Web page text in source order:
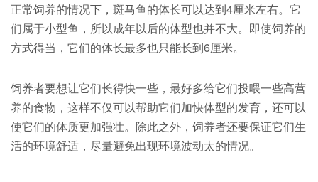
正常饲养的情况下，斑马鱼的体长可以达到4厘米左右。它
们属于小型鱼，所以成年以后的体型也并不大。即使饲养的
方式得当，它们的体长最多也只能长到6厘米。
饲养者要想让它们长得快一些，最好多给它们投喂一些高营
养的食物，这样不仅可以帮助它们加快体型的发育，还可以
使它们的体质更加强壮。除此之外，饲养者还要保证它们生
活的环境舒适，尽量避免出现环境波动太的情况。